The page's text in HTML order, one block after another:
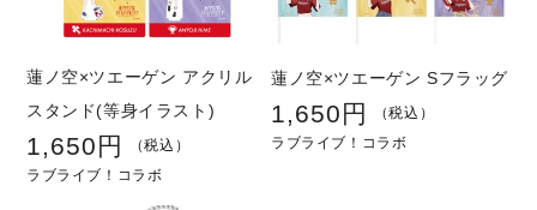
蓮ノ空×ツエーゲン アクリル
スタンド(等身イラスト)
通
常
1,650円
（税込）
ラブライブ！コラボ
蓮ノ空×ツエーゲン Sフラッグ
通
常
1,650円
（税込）
ラブライブ！コラボ